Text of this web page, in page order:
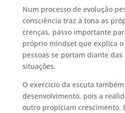
Num processo de evolução
consciência traz à tona as
crenças, passo importante
próprio mindset que explica o
pessoas se portam diante das
situações.
O exercício da escuta
desenvolvimento, pois a
outro propiciam crescimento.